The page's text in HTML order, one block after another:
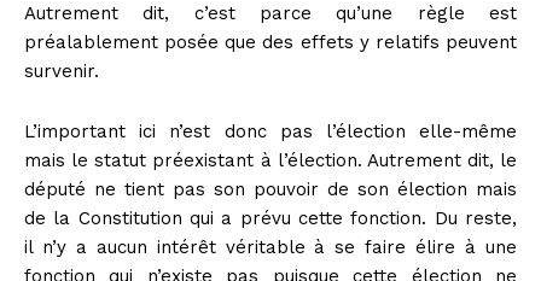
Autrement dit, c’est parce qu’une règle est
préalablement posée que des effets y relatifs peuvent
survenir.
L’important ici n’est donc pas l’élection elle-même
mais le statut préexistant à l’élection. Autrement dit, le
député ne tient pas son pouvoir de son élection mais
de la Constitution qui a prévu cette fonction. Du reste,
il n’y a aucun intérêt véritable à se faire élire à une
fonction qui n’existe pas puisque cette élection ne